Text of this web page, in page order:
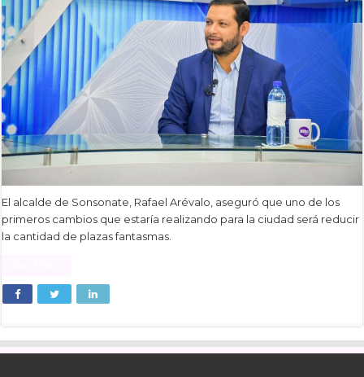
El alcalde de Sonsonate, Rafael Arévalo, aseguró que uno de los
primeros cambios que estaría realizando para la ciudad será reducir
la cantidad de plazas fantasmas.